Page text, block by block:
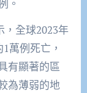
。
，全球2023年
萬例死亡，
有顯著的區
為薄弱的地